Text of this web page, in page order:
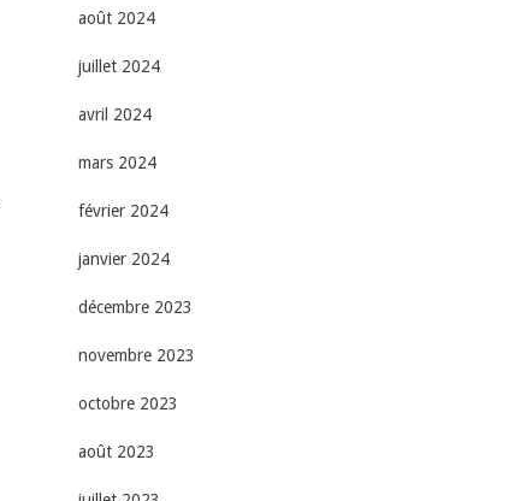
août 2024
juillet 2024
avril 2024
mars 2024
février 2024
janvier 2024
décembre 2023
novembre 2023
octobre 2023
août 2023